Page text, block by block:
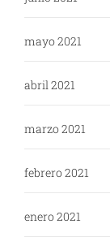
mayo 2021
abril 2021
marzo 2021
febrero 2021
enero 2021